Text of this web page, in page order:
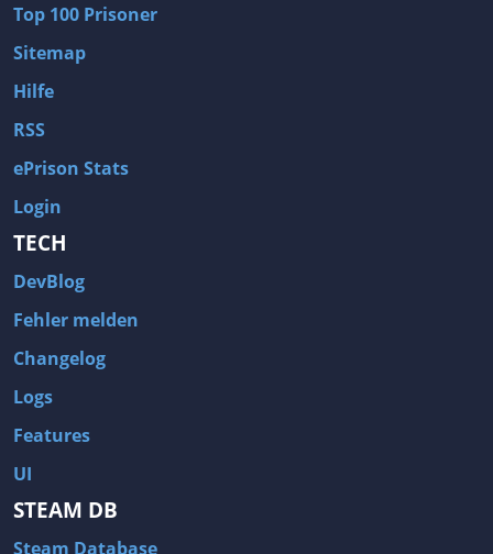
Top 100 Prisoner
Sitemap
Hilfe
RSS
ePrison Stats
Login
TECH
DevBlog
Fehler melden
Changelog
Logs
Features
UI
STEAM DB
Steam Database